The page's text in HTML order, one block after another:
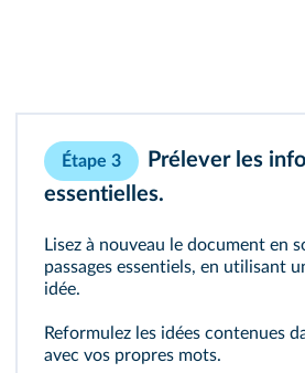
Étape 3
Prélever les
essentielles.
Lisez à nouveau le document en
passages essentiels, en utilisant
idée.
Reformulez les idées contenues
avec vos propres mots.